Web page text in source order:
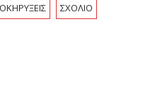
ΣΧΟΛΙΟ